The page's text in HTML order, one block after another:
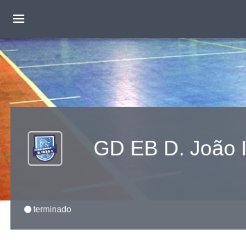
GD EB D. João I
terminado